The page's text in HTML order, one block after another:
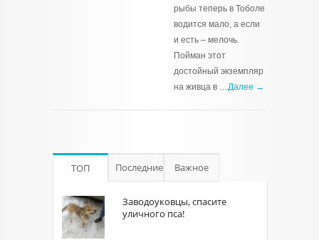
рыбы теперь в Тоболе
водится мало, а если
и есть – мелочь.
Пойман этот
достойный экземпляр
на живца в …Далее →
ТОП Последние Важное
Заводоуковцы, спасите
уличного пса!